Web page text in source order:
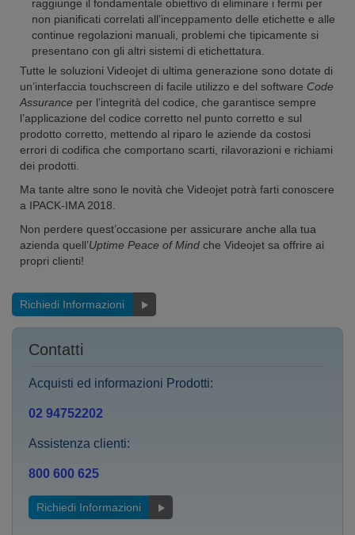
raggiunge il fondamentale obiettivo di eliminare i fermi per
non pianificati correlati all’inceppamento delle etichette e alle
continue regolazioni manuali, problemi che tipicamente si
presentano con gli altri sistemi di etichettatura.
Tutte le soluzioni Videojet di ultima generazione sono dotate di
un’interfaccia touchscreen di facile utilizzo e del software Code
Assurance per l’integrità del codice, che garantisce sempre
l’applicazione del codice corretto nel punto corretto e sul
prodotto corretto, mettendo al riparo le aziende da costosi
errori di codifica che comportano scarti, rilavorazioni e richiami
dei prodotti.
Ma tante altre sono le novità che Videojet potrà farti conoscere
a IPACK-IMA 2018.
Non perdere quest’occasione per assicurare anche alla tua
azienda quell’Uptime Peace of Mind che Videojet sa offrire ai
propri clienti!
Richiedi Informazioni
Contatti
Acquisti ed informazioni Prodotti:
02 94752202
Assistenza clienti:
800 600 625
Richiedi Informazioni